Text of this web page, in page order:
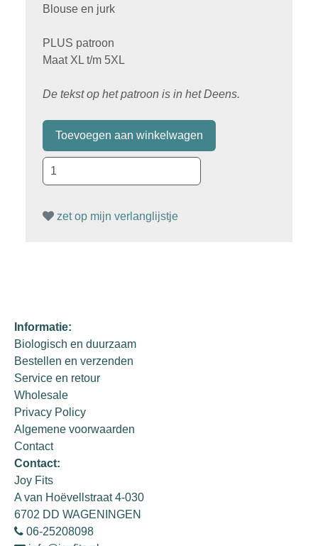
Blouse en jurk
PLUS patroon
Maat XL t/m 5XL
De tekst op het patroon is in het Deens.
zet op mijn verlanglijstje
Informatie:
Biologisch en duurzaam
Bestellen en verzenden
Service en retour
Wholesale
Privacy Policy
Algemene voorwaarden
Contact
Contact:
Joy Fits
A van Hoëvellstraat 4-030
6702 DD WAGENINGEN
06-25208098